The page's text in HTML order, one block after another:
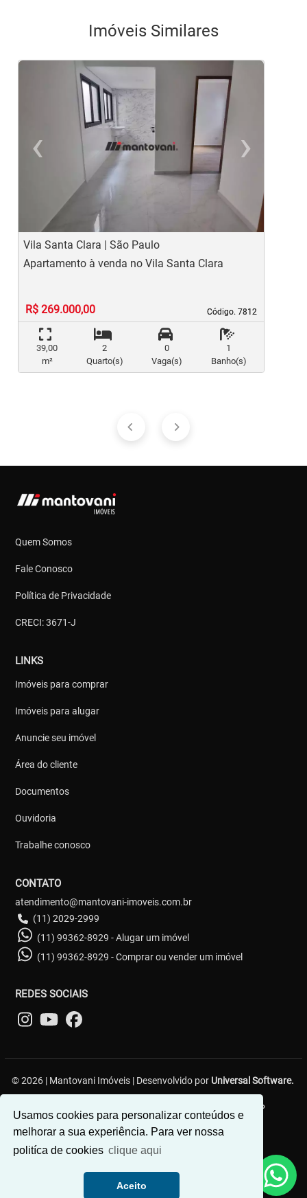
Usamos cookies para personalizar conteúdos e
melhorar a sua experiência. Para ver nossa
politíca de cookies clique aqui
Aceito
Imóveis Similares
‹
Previous
›
Vila Santa Clara | São Paulo
Código. 7812
Código. 7812
Apartamento à venda no Vila Santa Clara
R$ 269.000,00
39,00
m²
2
Quarto(s)
0
Vaga(s)
1
Banho(s)
Quem Somos
Fale Conosco
Política de Privacidade
CRECI: 3671-J
LINKS
Imóveis para comprar
Imóveis para alugar
Anuncie seu imóvel
Área do cliente
Documentos
Ouvidoria
Trabalhe conosco
CONTATO
atendimento@mantovani-imoveis.com.br
(11) 2029-2999
(11) 99362-8929 - Alugar um imóvel
(11) 99362-8929 - Comprar ou vender um imóvel
REDES SOCIAIS
© 2026 | Mantovani Imóveis | Desenvolvido por Universal Software.
R. Lavínia Ribeiro, 59 - Vila Diva (Zona Leste) - São Paulo/SP
Como posso te ajudar?